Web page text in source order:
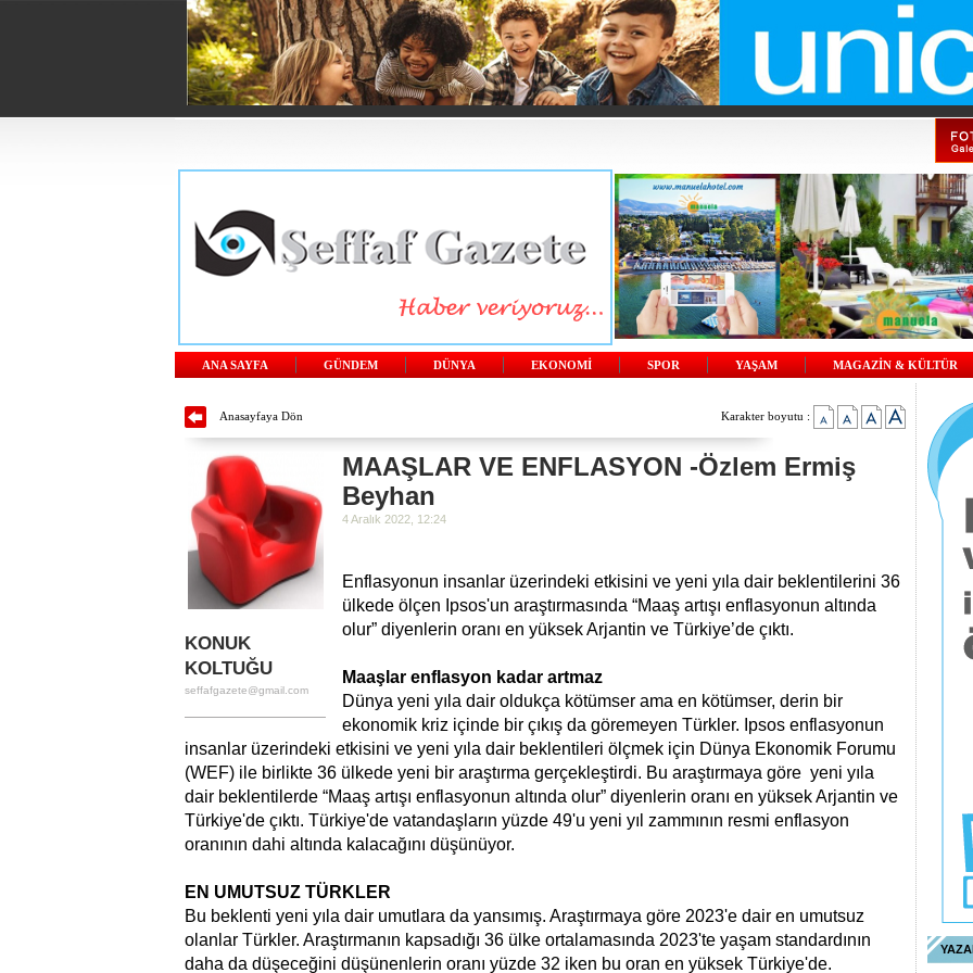
ANA SAYFA GÜNDEM DÜNYA EKONOMİ SPOR YAŞAM MAGAZİN & KÜLTÜR
Anasayfaya Dön Karakter boyutu :
KONUK
KOLTUĞU
seffafgazete@gmail.com
MAAŞLAR VE ENFLASYON -Özlem Ermiş
Beyhan
4 Aralık 2022, 12:24
Enflasyonun insanlar üzerindeki etkisini ve yeni yıla dair beklentilerini 36
ülkede ölçen Ipsos'un araştırmasında “Maaş artışı enflasyonun altında
olur” diyenlerin oranı en yüksek Arjantin ve Türkiye’de çıktı.
Maaşlar enflasyon kadar artmaz
Dünya yeni yıla dair oldukça kötümser ama en kötümser, derin bir
ekonomik kriz içinde bir çıkış da göremeyen Türkler. Ipsos enflasyonun
insanlar üzerindeki etkisini ve yeni yıla dair beklentileri ölçmek için Dünya Ekonomik Forumu
(WEF) ile birlikte 36 ülkede yeni bir araştırma gerçekleştirdi. Bu araştırmaya göre yeni yıla
dair beklentilerde “Maaş artışı enflasyonun altında olur” diyenlerin oranı en yüksek Arjantin ve
Türkiye'de çıktı. Türkiye'de vatandaşların yüzde 49'u yeni yıl zammının resmi enflasyon
oranının dahi altında kalacağını düşünüyor.
EN UMUTSUZ TÜRKLER
Bu beklenti yeni yıla dair umutlara da yansımış. Araştırmaya göre 2023'e dair en umutsuz
olanlar Türkler. Araştırmanın kapsadığı 36 ülke ortalamasında 2023'te yaşam standardının
daha da düşeceğini düşünenlerin oranı yüzde 32 iken bu oran en yüksek Türkiye'de.